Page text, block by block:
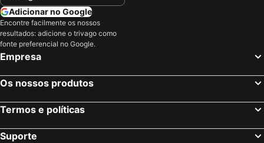
Hotéis em Serra da Estrela
Hotéis em Costa da Luz
Hotéis em Gran Canaria
Hotéis em Costa de Almería
Adicionar no Google
Encontre facilmente os nossos
resultados: adicione o trivago como
fonte preferencial no Google.
Empresa
Os nossos produtos
Termos e políticas
Suporte